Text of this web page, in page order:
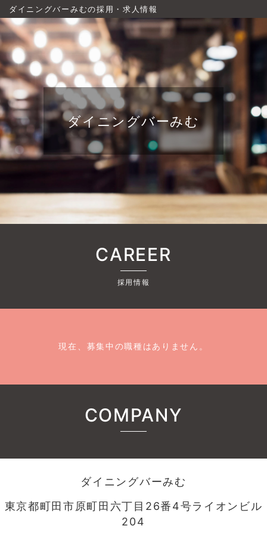
ダイニングバーみむの採用・求人情報
ダイニングバーみむ
CAREER
採用情報
現在、募集中の職種はありません。
COMPANY
ダイニングバーみむ
東京都町田市原町田六丁目26番4号ライオンビル
204